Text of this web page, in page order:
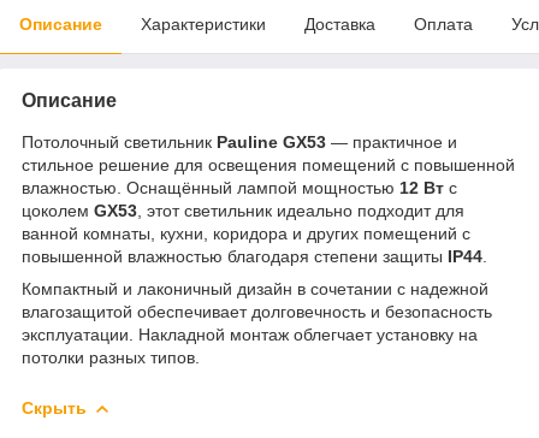
Описание Характеристики Доставка Оплата
Описание
Потолочный светильник Pauline GX53 — практичное и
стильное решение для освещения помещений с повышенной
влажностью. Оснащённый лампой мощностью 12 Вт с
цоколем GX53 , этот светильник идеально подходит для
ванной комнаты, кухни, коридора и других помещений с
повышенной влажностью благодаря степени защиты IP44
Компактный и лаконичный дизайн в сочетании с надежной
влагозащитой обеспечивает долговечность и безопасность
эксплуатации. Накладной монтаж облегчает установку на
потолки разных типов.
Скрыть